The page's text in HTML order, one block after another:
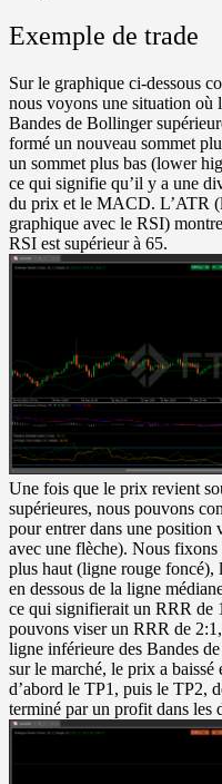
Exemple de trade
Sur le graphique ci-dessous
nous voyons une situation où
Bandes de Bollinger
formé un nouveau sommet
un sommet plus bas (lower
ce qui signifie qu’il y a une
du prix et le MACD. L’ATR
graphique avec le RSI)
RSI est supérieur à 65.
Une fois que le prix revient
supérieures, nous pouvons
pour entrer dans une position
avec une flèche). Nous fixons
plus haut (ligne rouge foncé),
en dessous de la ligne
ce qui signifierait un RRR de
pouvons viser un RRR de
ligne inférieure des Bandes
sur le marché, le prix a baissé
d’abord le TP1, puis le TP2,
terminé par un profit dans les